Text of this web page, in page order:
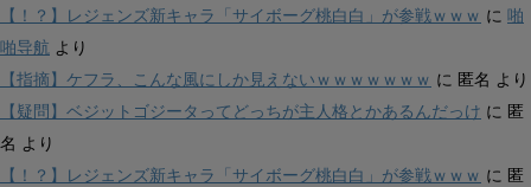
【！？】レジェンズ新キャラ「サイボーグ桃白白」が参戦ｗｗｗ に 啪
啪导航 より
【指摘】ケフラ、こんな風にしか見えないｗｗｗｗｗｗｗ に 匿名 より
【疑問】ベジットゴジータってどっちが主人格とかあるんだっけ に 匿
名 より
【！？】レジェンズ新キャラ「サイボーグ桃白白」が参戦ｗｗｗ に 匿